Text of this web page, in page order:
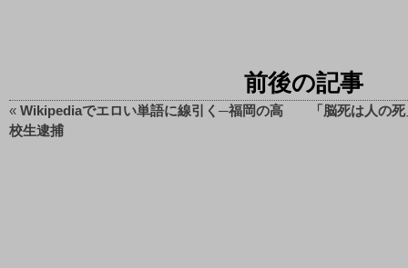
前後の記事
« Wikipediaでエロい単語に線引く─福岡の高
校生逮捕
「脳死は人の